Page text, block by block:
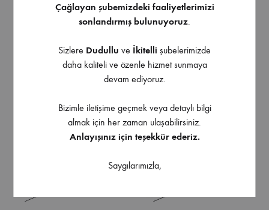
Erc Baza Amortisör Erc Baza Makası (Takım)
Çağlayan şubemizdeki faaliyetlerimizi
sonlandırmış bulunuyoruz
Sizlere Dudullu ve İkitelli şubelerimizde
daha kaliteli ve özenle hizmet sunmaya
devam ediyoruz.
Bizimle iletişime geçmek veya detaylı bilgi
almak için her zaman ulaşabilirsiniz.
Anlayışınız için teşekkür ederiz.
Saygılarımızla,